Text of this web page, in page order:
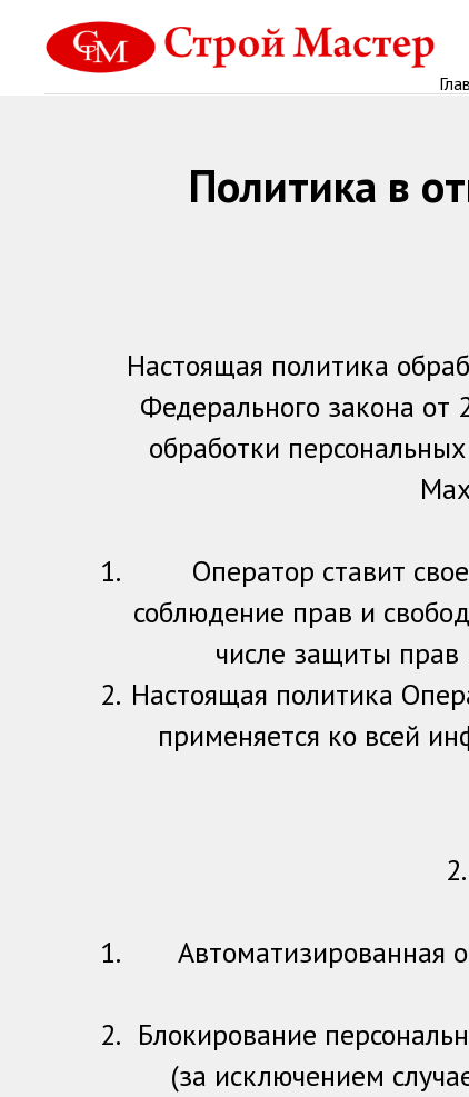
Политика в
Настоящая политика
Федерального закона
обработки
Оператор ставит
соблюдение прав и
числе защиты прав
Настоящая политика
применяется ко всей
Автоматизированная
Блокирование
(за исключением